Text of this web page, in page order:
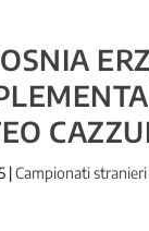
|Campionati stranieri